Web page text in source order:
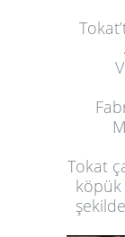
Tokat
köpük